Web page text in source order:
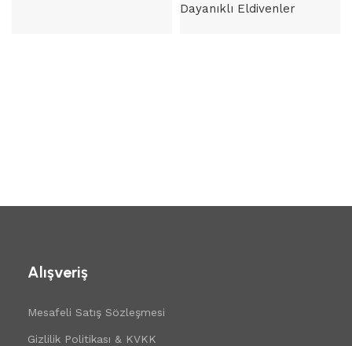
Dayanıklı Eldivenler
Alışveriş
Mesafeli Satış Sözleşmesi
Gizlilik Politikası & KVKK